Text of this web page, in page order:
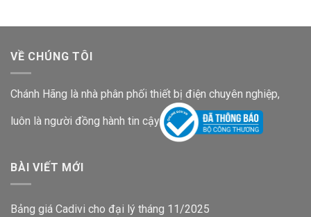
VỀ CHÚNG TÔI
Chánh Hãng là nhà phân phối thiết bị điện chuyên nghiệp,
luôn là người đồng hành tin cậy
BÀI VIẾT MỚI
Bảng giá Cadivi cho đại lý tháng 11/2025